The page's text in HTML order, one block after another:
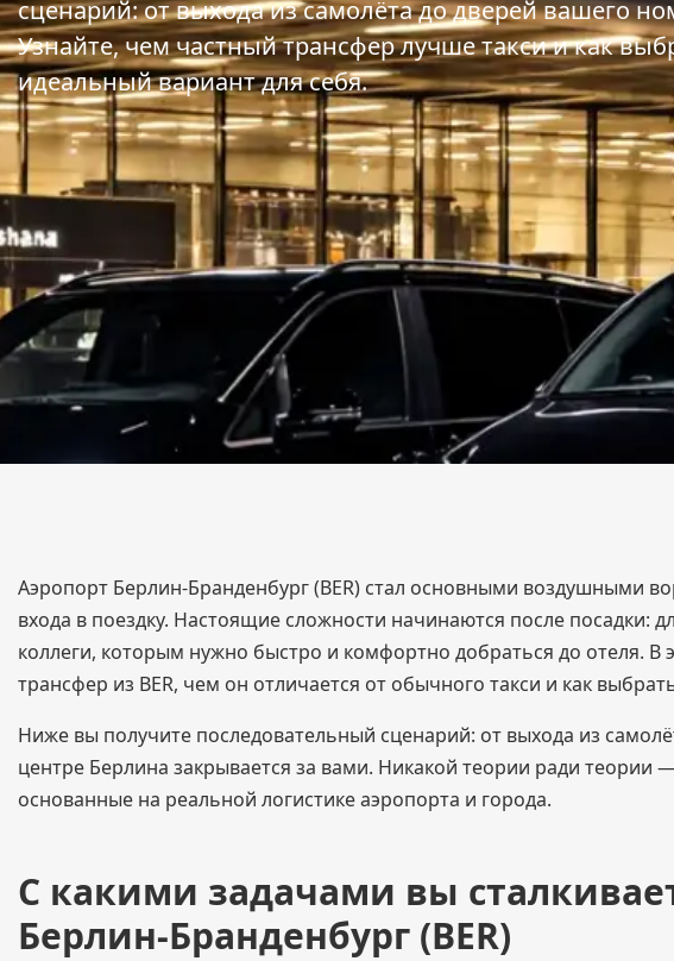
сценарий: от выхода из самолёта до дверей вашего
Узнайте, чем частный трансфер лучше такси и как
идеальный вариант для себя.
Аэропорт Берлин-Бранденбург (BER) стал основными воздушными
входа в поездку. Настоящие сложности начинаются после посадки:
коллеги, которым нужно быстро и комфортно добраться до отеля. В
трансфер из BER, чем он отличается от обычного такси и как
Ниже вы получите последовательный сценарий: от выхода из
центре Берлина закрывается за вами. Никакой теории ради теории
основанные на реальной логистике аэропорта и города.
С какими задачами вы
Берлин-Бранденбург (BER)